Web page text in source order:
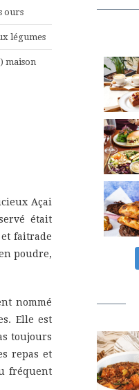
ours
légumes
maison
Açai
était
faitrade
poudre,
nommé
Elle est
toujours
repas et
fréquent